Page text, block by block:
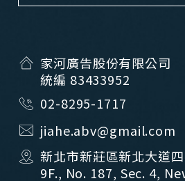
家河廣告股份有限公司
統編 83433952
02-8295-1717
jiahe.abv@gmail.com
新北市新莊區新北大道
9F., No. 187, Sec. 4,